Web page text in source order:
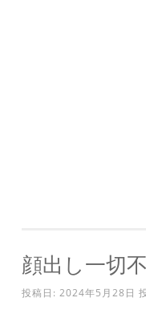
顔出し一切
投稿日: 2024年5月28日